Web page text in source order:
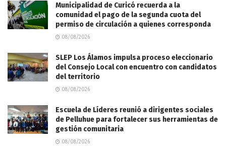
Municipalidad de Curicó recuerda a la
comunidad el pago de la segunda cuota del
permiso de circulación a quienes corresponda
08/08/2026
SLEP Los Álamos impulsa proceso eleccionario
del Consejo Local con encuentro con candidatos
del territorio
08/08/2026
Escuela de Líderes reunió a dirigentes sociales
de Pelluhue para fortalecer sus herramientas de
gestión comunitaria
08/08/2026